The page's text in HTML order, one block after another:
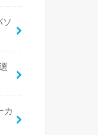
ソ
カ